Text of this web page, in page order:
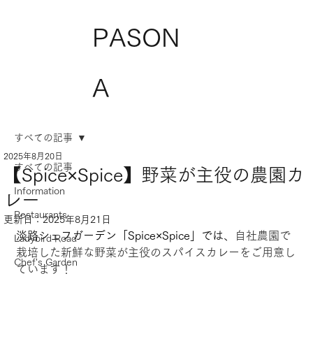
PASON
A
すべての記事
Information
Restaurants
Ladybird Road
Chef's Garden
すべての記事
【Spice×Spice】野菜が主役の農園カ
レー
2025年8月20日
更新日：2025年8月21日
淡路シェフガーデン「Spice×Spice」では、
自社農園で
栽培した新鮮な野菜が主役のスパイスカレーをご用意し
ています！